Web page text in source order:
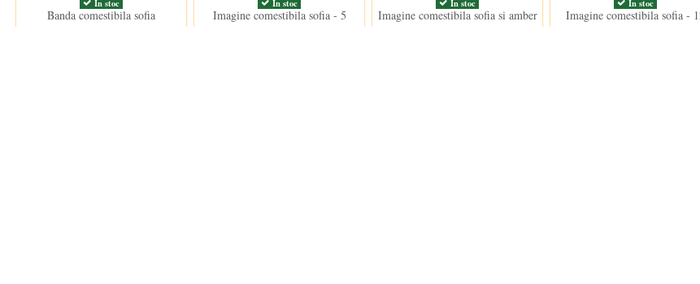
Banda comestibila sofia Imagine comestibila sofia - 5 Imagine comestibila sofia si amber Imagine comestibila sofia -